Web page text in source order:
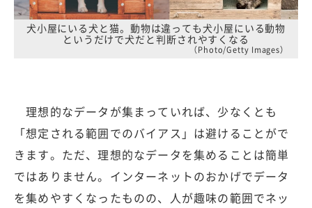
犬小屋にいる犬と猫。動物は違っても犬小屋にいる動物
というだけで犬だと判断されやすくなる
（Photo/Getty Images）
理想的なデータが集まっていれば、少なくとも
「想定される範囲でのバイアス」は避けることがで
きます。ただ、理想的なデータを集めることは簡単
ではありません。インターネットのおかげでデータ
を集めやすくなったものの、人が趣味の範囲でネッ